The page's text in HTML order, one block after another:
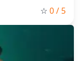
☆ 0/ 5